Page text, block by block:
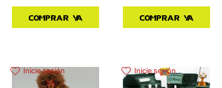
Comprar ya Comprar ya
Inicie sesión Inicie sesión